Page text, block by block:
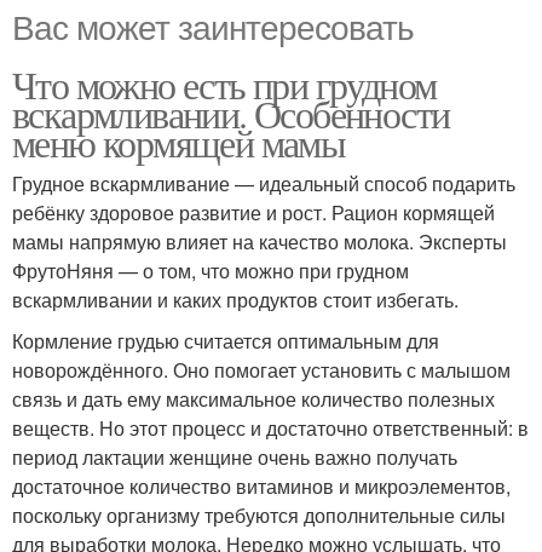
Вас может заинтересовать
Что можно есть при грудном
вскармливании. Особенности
меню кормящей мамы
Грудное вскармливание — идеальный способ подарить
ребёнку здоровое развитие и рост. Рацион кормящей
мамы напрямую влияет на качество молока. Эксперты
ФрутоНяня — о том, что можно при грудном
вскармливании и каких продуктов стоит избегать.
Кормление грудью считается оптимальным для
новорождённого. Оно помогает установить с малышом
связь и дать ему максимальное количество полезных
веществ. Но этот процесс и достаточно ответственный: в
период лактации женщине очень важно получать
достаточное количество витаминов и микроэлементов,
поскольку организму требуются дополнительные силы
для выработки молока. Нередко можно услышать, что